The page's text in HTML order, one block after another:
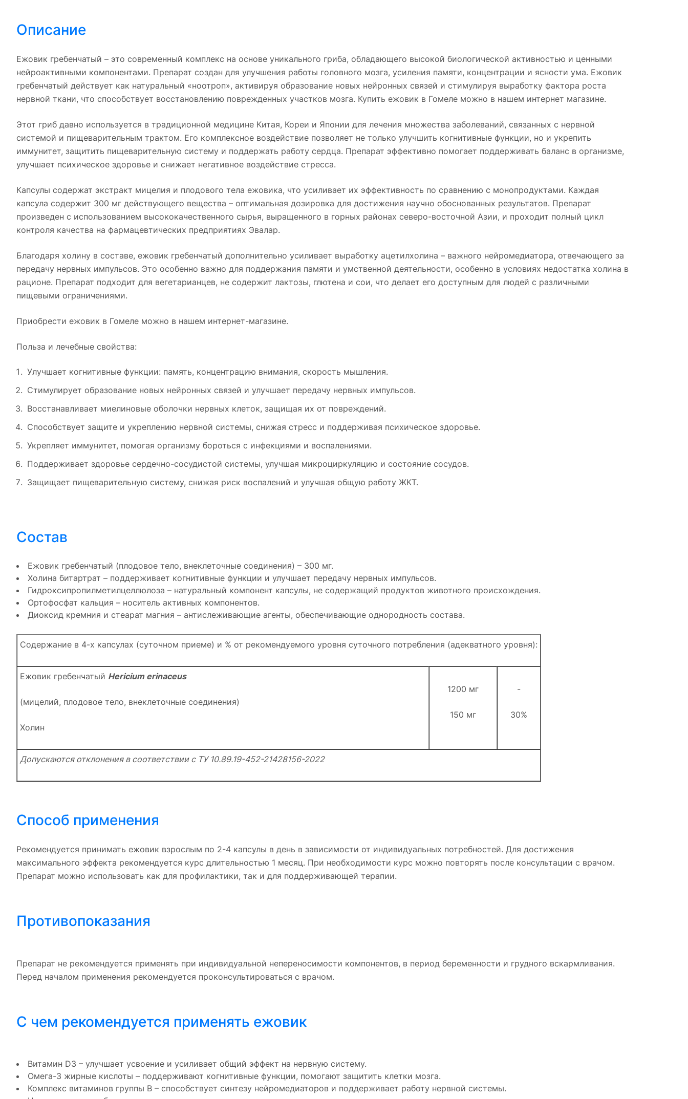
Описание
Ежовик гребенчатый – это современный комплекс на основе уникального гриба, обладающего высокой биологической активностью и ценными
нейроактивными компонентами. Препарат создан для улучшения работы головного мозга, усиления памяти, концентрации и ясности ума. Ежовик
гребенчатый действует как натуральный «ноотроп», активируя образование новых нейронных связей и стимулируя выработку фактора роста
нервной ткани, что способствует восстановлению поврежденных участков мозга. Купить ежовик в Гомеле можно в нашем интернет магазине.
Этот гриб давно используется в традиционной медицине Китая, Кореи и Японии для лечения множества заболеваний, связанных с нервной
системой и пищеварительным трактом. Его комплексное воздействие позволяет не только улучшить когнитивные функции, но и укрепить
иммунитет, защитить пищеварительную систему и поддержать работу сердца. Препарат эффективно помогает поддерживать баланс в организме,
улучшает психическое здоровье и снижает негативное воздействие стресса.
Капсулы содержат экстракт мицелия и плодового тела ежовика, что усиливает их эффективность по сравнению с монопродуктами. Каждая
капсула содержит 300 мг действующего вещества – оптимальная дозировка для достижения научно обоснованных результатов. Препарат
произведен с использованием высококачественного сырья, выращенного в горных районах северо-восточной Азии, и проходит полный цикл
контроля качества на фармацевтических предприятиях Эвалар.
Благодаря холину в составе, ежовик гребенчатый дополнительно усиливает выработку ацетилхолина – важного нейромедиатора, отвечающего за
передачу нервных импульсов. Это особенно важно для поддержания памяти и умственной деятельности, особенно в условиях недостатка холина в
рационе. Препарат подходит для вегетарианцев, не содержит лактозы, глютена и сои, что делает его доступным для людей с различными
пищевыми ограничениями.
Приобрести ежовик в Гомеле можно в нашем интернет-магазине.
Польза и лечебные свойства:
Улучшает когнитивные функции: память, концентрацию внимания, скорость мышления.
Стимулирует образование новых нейронных связей и улучшает передачу нервных импульсов.
Восстанавливает миелиновые оболочки нервных клеток, защищая их от повреждений.
Способствует защите и укреплению нервной системы, снижая стресс и поддерживая психическое здоровье.
Укрепляет иммунитет, помогая организму бороться с инфекциями и воспалениями.
Поддерживает здоровье сердечно-сосудистой системы, улучшая микроциркуляцию и состояние сосудов.
Защищает пищеварительную систему, снижая риск воспалений и улучшая общую работу ЖКТ.
Состав
Ежовик гребенчатый (плодовое тело, внеклеточные соединения) – 300 мг.
Холина битартрат – поддерживает когнитивные функции и улучшает передачу нервных импульсов.
Гидроксипропилметилцеллюлоза – натуральный компонент капсулы, не содержащий продуктов животного происхождения.
Ортофосфат кальция – носитель активных компонентов.
Диоксид кремния и стеарат магния – антислеживающие агенты, обеспечивающие однородность состава.
Содержание в 4-х капсулах (суточном приеме) и % от рекомендуемого уровня суточного потребления (адекватного уровня):
Ежовик гребенчатый Hericium erinaceus
(мицелий, плодовое тело, внеклеточные соединения)
Холин
1200 мг
150 мг
-
30%
Допускаются отклонения в соответствии с ТУ 10.89.19-452-21428156-2022
Способ применения
Рекомендуется принимать ежовик взрослым по 2-4 капсулы в день в зависимости от индивидуальных потребностей. Для достижения
максимального эффекта рекомендуется курс длительностью 1 месяц. При необходимости курс можно повторять после консультации с врачом.
Препарат можно использовать как для профилактики, так и для поддерживающей терапии.
Противопоказания
Препарат не рекомендуется применять при индивидуальной непереносимости компонентов, в период беременности и грудного вскармливания.
Перед началом применения рекомендуется проконсультироваться с врачом.
С чем рекомендуется применять ежовик
Витамин D3 – улучшает усвоение и усиливает общий эффект на нервную систему.
Омега-3 жирные кислоты – поддерживают когнитивные функции, помогают защитить клетки мозга.
Комплекс витаминов группы В – способствует синтезу нейромедиаторов и поддерживает работу нервной системы.